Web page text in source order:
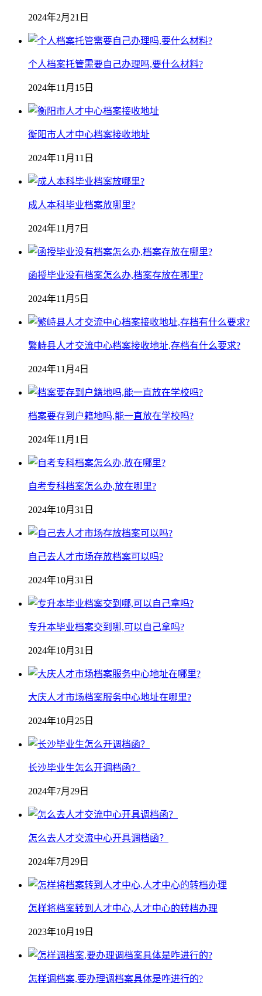
2024年2月21日
个人档案托管需要自己办理吗,要什么材料?
2024年11月15日
衡阳市人才中心档案接收地址
2024年11月11日
成人本科毕业档案放哪里?
2024年11月7日
函授毕业没有档案怎么办,档案存放在哪里?
2024年11月5日
繁峙县人才交流中心档案接收地址,存档有什么要求?
2024年11月4日
档案要存到户籍地吗,能一直放在学校吗?
2024年11月1日
自考专科档案怎么办,放在哪里?
2024年10月31日
自己去人才市场存放档案可以吗?
2024年10月31日
专升本毕业档案交到哪,可以自己拿吗?
2024年10月31日
大庆人才市场档案服务中心地址在哪里?
2024年10月25日
长沙毕业生怎么开调档函？
2024年7月29日
怎么去人才交流中心开具调档函？
2024年7月29日
怎样将档案转到人才中心,人才中心的转档办理
2023年10月19日
怎样调档案,要办理调档案具体是咋进行的?